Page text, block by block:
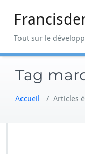
Tout sur le
Tag
Accueil / Articles